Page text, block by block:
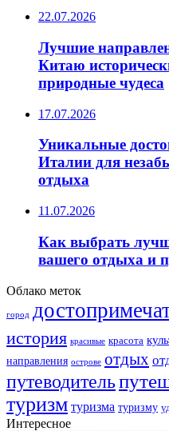
22.07.2026
Лучшие
Китаю
природные чудеса
17.07.2026
Уникальные
Италии для
отдыха
11.07.2026
Как выбрать
вашего отдыха и
Облако меток
город
история красивые красота
направления острове отдых
путеводитель
туризм туризма туризму
Интересное